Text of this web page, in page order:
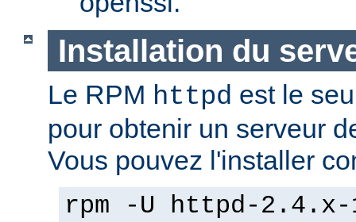
Installation du
Le RPM httpd est le
pour obtenir un serveur
Vous pouvez l'installer
rpm -U httpd-2.4.x-